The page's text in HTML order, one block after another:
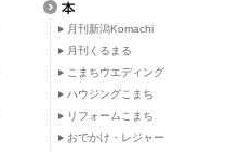
月刊新潟Komachi
月刊くるまる
こまちウエディング
ハウジングこまち
リフォームこまち
おでかけ・レジャー